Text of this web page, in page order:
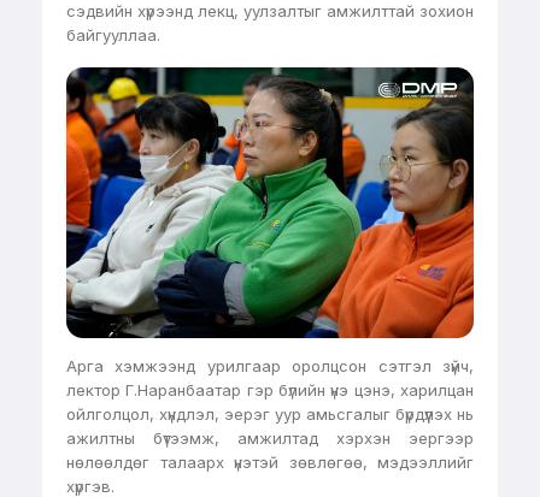
сэдвийн хүрээнд лекц, уулзалтыг амжилттай зохион
байгууллаа.
Арга хэмжээнд урилгаар оролцсон сэтгэл зүйч,
лектор Г.Наранбаатар гэр бүлийн үнэ цэнэ, харилцан
ойлголцол, хүндлэл, эерэг уур амьсгалыг бүрдүүлэх нь
ажилтны бүтээмж, амжилтад хэрхэн эергээр
нөлөөлдөг талаарх үнэтэй зөвлөгөө, мэдээллийг
хүргэв.